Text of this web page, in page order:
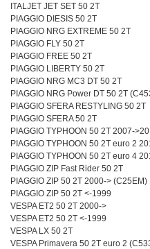
ITALJET JET SET 50 2T
PIAGGIO DIESIS 50 2T
PIAGGIO NRG EXTREME 50 2T
PIAGGIO FLY 50 2T
PIAGGIO FREE 50 2T
PIAGGIO LIBERTY 50 2T
PIAGGIO NRG MC3 DT 50 2T
PIAGGIO NRG Power DT 50 2T
PIAGGIO SFERA RESTYLING 50 2T
PIAGGIO SFERA 50 2T
PIAGGIO TYPHOON 50 2T 2007-
PIAGGIO TYPHOON 50 2T euro 2
PIAGGIO TYPHOON 50 2T euro 4
PIAGGIO ZIP Fast Rider 50 2T
PIAGGIO ZIP 50 2T 2000-> (C25EM)
PIAGGIO ZIP 50 2T <-1999
VESPA ET2 50 2T 2000->
VESPA ET2 50 2T <-1999
VESPA LX 50 2T
VESPA Primavera 50 2T euro 2